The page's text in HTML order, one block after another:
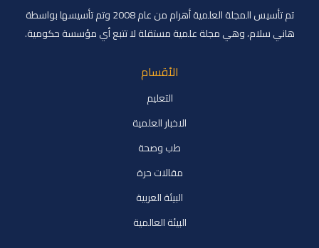
تم تأسيس المجلة العلمية أهرام من عام 2008 وتم تأسيسها بواسطة
هاني سلام، وهي مجلة علمية مستقلة لا تتبع أي مؤسسة حكومية.
الأقسام
التعليم
الاخبار العلمية
طب وصحة
مقالات حرة
البيئة العربية
البيئة العالمية